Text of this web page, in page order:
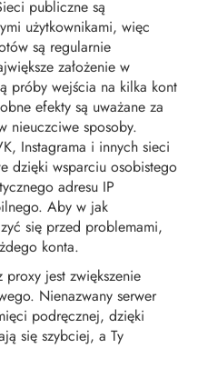
publiczne są
użytkownikami, więc
są regularnie
założenie w
próby wejścia na kilka kont
efekty są uważane za
nieuczciwe sposoby.
Instagrama i innych sieci
dzięki wsparciu osobistego
adresu IP
Aby w jak
się przed problemami,
konta.
jest zwiększenie
Nienazwany serwer
podręcznej, dzięki
się szybciej, a Ty